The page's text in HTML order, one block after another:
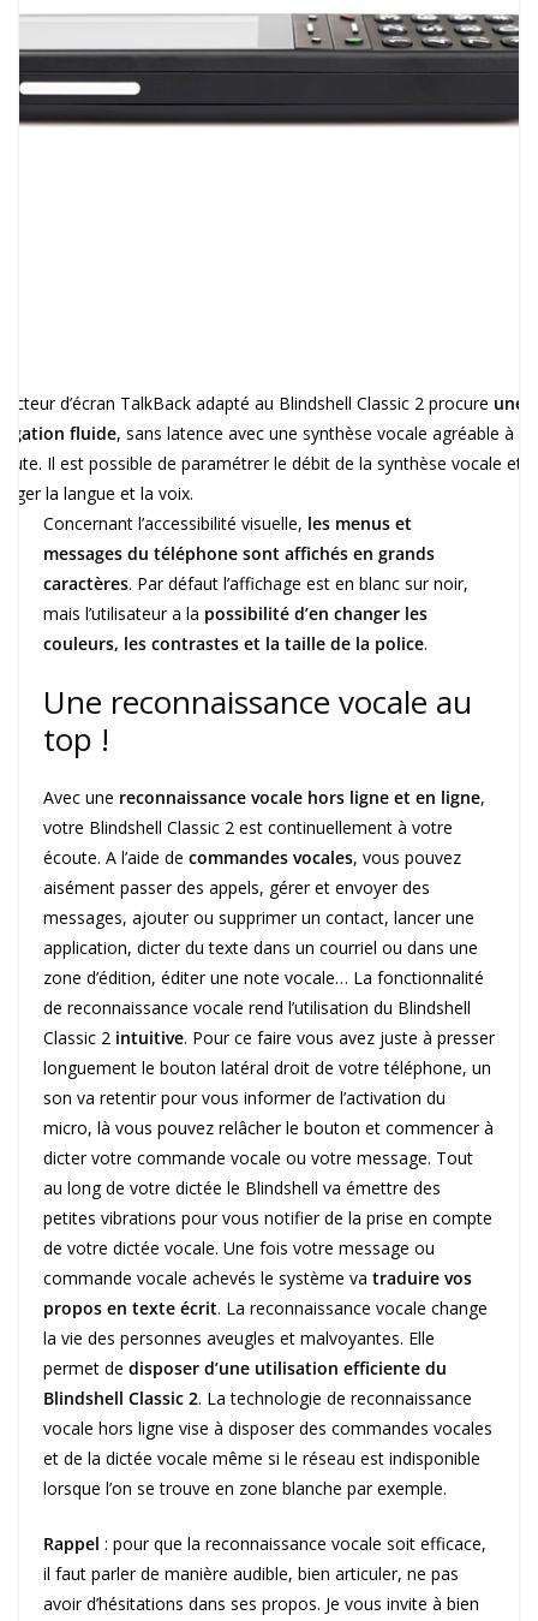
d’écran TalkBack adapté au Blindshell Classic 2 procure une
fluide, sans latence avec une synthèse vocale agréable à
Il est possible de paramétrer le débit de la synthèse vocale et
la langue et la voix.
Concernant l’accessibilité visuelle, les menus et
messages du téléphone sont affichés en grands
caractères. Par défaut l’affichage est en blanc sur noir,
mais l’utilisateur a la possibilité d’en changer les
couleurs, les contrastes et la taille de la police.
Une reconnaissance vocale au
top !
Avec une reconnaissance vocale hors ligne et en ligne,
votre Blindshell Classic 2 est continuellement à votre
écoute. A l’aide de commandes vocales, vous pouvez
aisément passer des appels, gérer et envoyer des
messages, ajouter ou supprimer un contact, lancer une
application, dicter du texte dans un courriel ou dans une
zone d’édition, éditer une note vocale… La fonctionnalité
de reconnaissance vocale rend l’utilisation du Blindshell
Classic 2 intuitive. Pour ce faire vous avez juste à presser
longuement le bouton latéral droit de votre téléphone, un
son va retentir pour vous informer de l’activation du
micro, là vous pouvez relâcher le bouton et commencer à
dicter votre commande vocale ou votre message. Tout
au long de votre dictée le Blindshell va émettre des
petites vibrations pour vous notifier de la prise en compte
de votre dictée vocale. Une fois votre message ou
commande vocale achevés le système va traduire vos
propos en texte écrit. La reconnaissance vocale change
la vie des personnes aveugles et malvoyantes. Elle
permet de disposer d’une utilisation efficiente du
Blindshell Classic 2. La technologie de reconnaissance
vocale hors ligne vise à disposer des commandes vocales
et de la dictée vocale même si le réseau est indisponible
lorsque l’on se trouve en zone blanche par exemple.
Rappel : pour que la reconnaissance vocale soit efficace,
il faut parler de manière audible, bien articuler, ne pas
avoir d’hésitations dans ses propos. Je vous invite à bien